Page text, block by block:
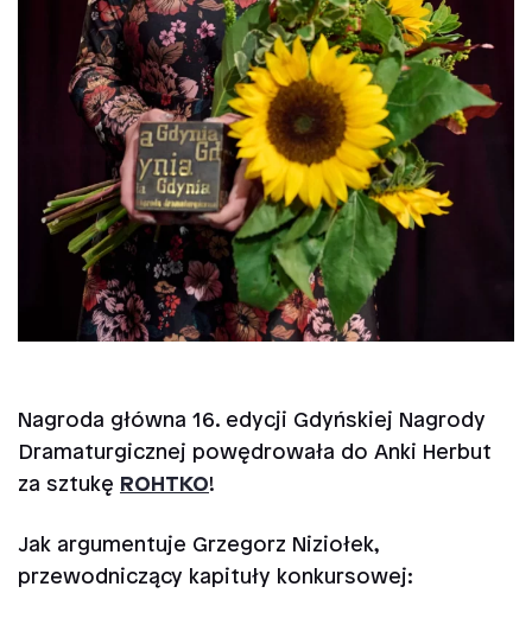
Nagroda główna 16. edycji Gdyńskiej Nagrody
Dramaturgicznej powędrowała do Anki Herbut
za sztukę ROHTKO!
Jak argumentuje Grzegorz Niziołek,
przewodniczący kapituły konkursowej: